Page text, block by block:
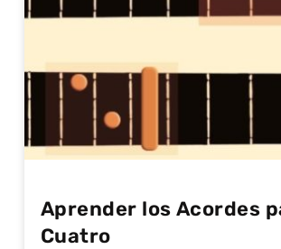
Aprender los Acordes
Cuatro